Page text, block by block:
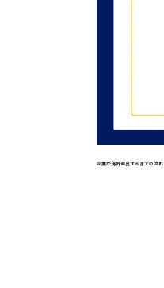
企業が海外進出するまでの流れ